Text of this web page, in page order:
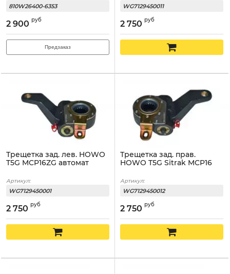
810W26400-6353
2 900 руб
Предзаказ
WG7129450011
2 750 руб
Трещетка зад. лев. HOWO
T5G MCP16ZG автомат
Артикул:
WG7129450001
2 750 руб
Трещетка зад. прав.
HOWO T5G Sitrak MCP16
Артикул:
WG7129450012
2 750 руб